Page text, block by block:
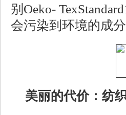
别Oeko-
会污染到环境的成
美丽的代价：纺